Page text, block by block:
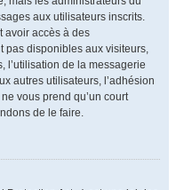
aux utilisateurs inscrits.
avoir accès à des
pas disponibles aux visiteurs,
l’utilisation de la messagerie
autres utilisateurs, l’adhésion
vous prend qu’un court
de le faire.